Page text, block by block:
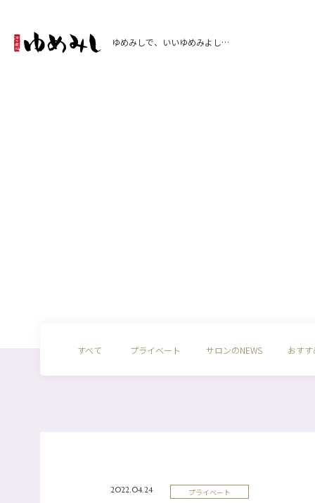
ゆめみしで、いいゆめみよし…
すべて プライベート サロンのNEWS おす
2022.04.24 プライベート